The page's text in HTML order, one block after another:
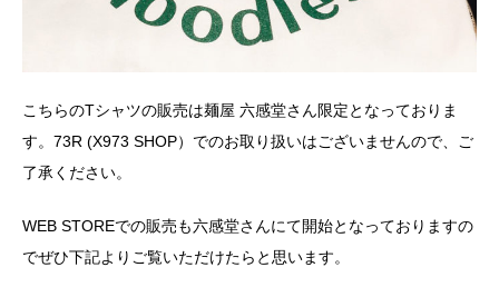
こちらのTシャツの販売は麺屋 六感堂さん限定となっておりま
す。73R (X973 SHOP）でのお取り扱いはございませんので、ご
了承ください。
WEB STOREでの販売も六感堂さんにて開始となっておりますの
でぜひ下記よりご覧いただけたらと思います。